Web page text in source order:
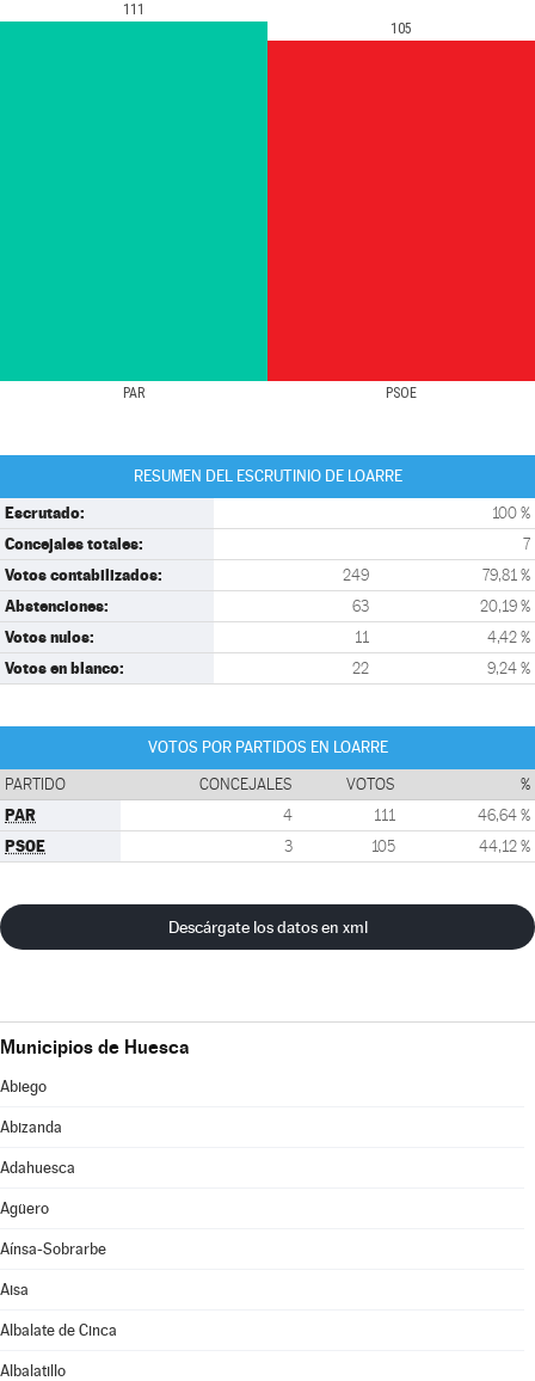
PAR PSOE
111
105
RESUMEN DEL ESCRUTINIO DE LOARRE
Escrutado: 100 %
Concejales totales: 7
Votos contabilizados: 249 79,81 %
Abstenciones: 63 20,19 %
Votos nulos: 11 4,42 %
Votos en blanco: 22 9,24 %
VOTOS POR PARTIDOS EN LOARRE
PARTIDO CONCEJALES VOTOS %
PAR 4 111 46,64 %
PSOE 3 105 44,12 %
Descárgate los datos en xml
Municipios de Huesca
Abiego
Abizanda
Adahuesca
Agüero
Aínsa-Sobrarbe
Aisa
Albalate de Cinca
Albalatillo